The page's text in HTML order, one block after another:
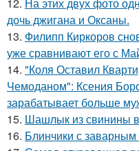
12. На этих двух фото
дочь джигана и Оксаны.
13. Филипп Киркоров
уже сравнивают его с
14. "Коля Оставил
Чемоданом": Ксения
зарабатывает больше
15. Шашлык из свинины в
16. Блинчики с